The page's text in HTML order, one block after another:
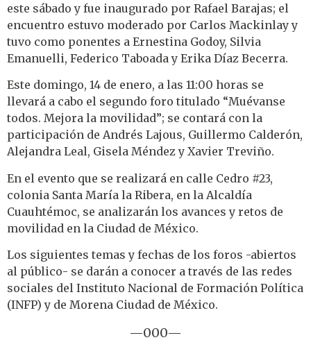
este sábado y fue inaugurado por Rafael Barajas; el
encuentro estuvo moderado por Carlos Mackinlay y
tuvo como ponentes a Ernestina Godoy, Silvia
Emanuelli, Federico Taboada y Erika Díaz Becerra.
Este domingo, 14 de enero, a las 11:00 horas se
llevará a cabo el segundo foro titulado “Muévanse
todos. Mejora la movilidad”; se contará con la
participación de Andrés Lajous, Guillermo Calderón,
Alejandra Leal, Gisela Méndez y Xavier Treviño.
En el evento que se realizará en calle Cedro #23,
colonia Santa María la Ribera, en la Alcaldía
Cuauhtémoc, se analizarán los avances y retos de
movilidad en la Ciudad de México.
Los siguientes temas y fechas de los foros -abiertos
al público- se darán a conocer a través de las redes
sociales del Instituto Nacional de Formación Política
(INFP) y de Morena Ciudad de México.
—000—